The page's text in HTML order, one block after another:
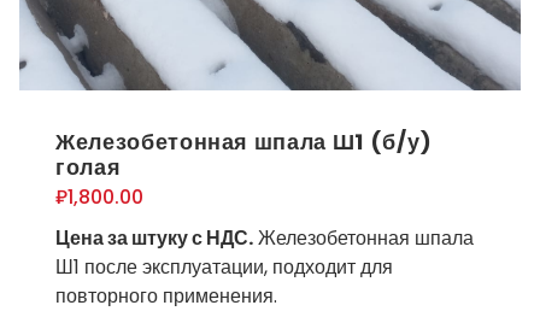
Железобетонная шпала Ш1 (б/у)
голая
₽1,800.00
Цена за штуку с НДС.Железобетонная шпала
Ш1 после эксплуатации, подходит для
повторного применения.